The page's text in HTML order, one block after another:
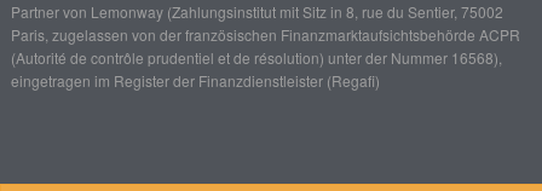
Partner von Lemonway(Zahlungsinstitut mit Sitz in 8, rue du Sentier, 75002
Paris, zugelassen von der französischen Finanzmarktaufsichtsbehörde ACPR
(Autorité de contrôle prudentiel et de résolution) unter der Nummer 16568),
eingetragen im Register der Finanzdienstleister (Regafi)